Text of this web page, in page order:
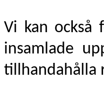
Vi kan också
insamlade
tillhandahålla